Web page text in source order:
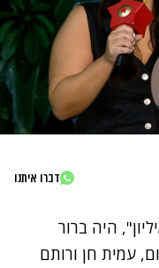
דברו איתנו
היה ברור
עמית חן ורותם